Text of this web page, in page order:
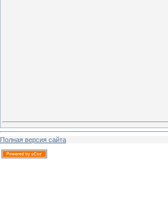
Полная версия сайта